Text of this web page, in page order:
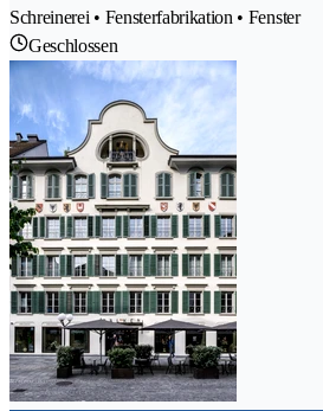
Schreinerei • Fensterfabrikation • Fenster
Geschlossen